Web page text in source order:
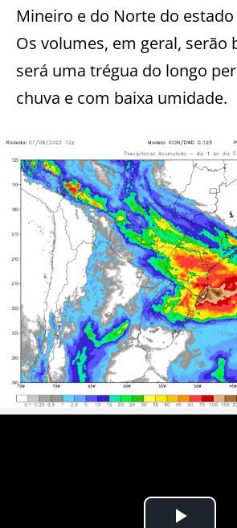
Mineiro e do Norte do estado
Os volumes, em geral, serão
será uma trégua do longo
chuva e com baixa umidade.